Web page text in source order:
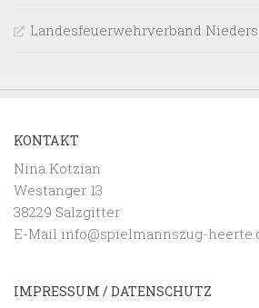
Landesfeuerwehrverband
KONTAKT
Nina Kotzian
Westanger 13
38229 Salzgitter
E-Mail info@spielmannszug-
IMPRESSUM / DATENSCHUTZ